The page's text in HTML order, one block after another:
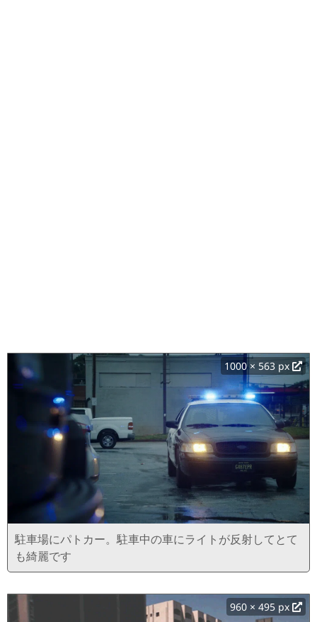
1000 × 563 px
駐車場にパトカー。駐車中の車にライトが反射してとて
も綺麗です
960 × 495 px